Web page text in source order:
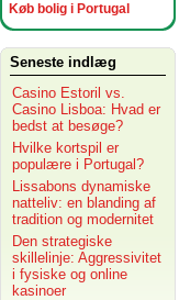
Køb bolig i Portugal
Seneste indlæg
Casino Estoril vs.
Casino Lisboa: Hvad er
bedst at besøge?
Hvilke kortspil er
populære i Portugal?
Lissabons dynamiske
natteliv: en blanding af
tradition og modernitet
Den strategiske
skillelinje: Aggressivitet
i fysiske og online
kasinoer